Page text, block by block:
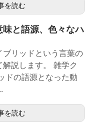
を読む
と語源、色々なハ
ブリッドという言葉の
説します。 雑学ク
ドの語源となった動
を読む